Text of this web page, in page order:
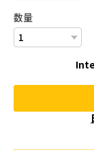
数量